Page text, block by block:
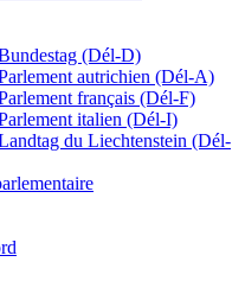
(Dél-D)
autrichien (Dél-A)
français (Dél-F)
italien (Dél-I)
du Liechtenstein (Dél-